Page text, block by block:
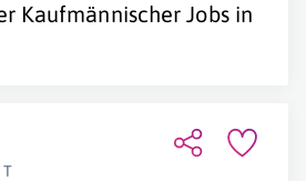
Kaufmännischer Jobs in
T